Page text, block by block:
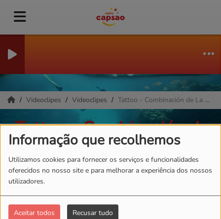
Informação que recolhemos
Utilizamos cookies para fornecer os serviços e funcionalidades
oferecidos no nosso site e para melhorar a experiência dos nossos
utilizadores.
Aceitar todos Recusar tudo
Videoclipes Videoclipes Tattoo - Combinación de La Habana ft Álvaro Rod
Tattoo - Combinación de
La Habana ft Álvaro Rod